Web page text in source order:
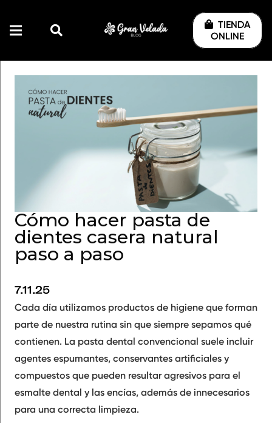
TIENDA
ONLINE
Cómo hacer pasta de
dientes casera natural
paso a paso
7.11.25
Cada día utilizamos productos de higiene que forman
parte de nuestra rutina sin que siempre sepamos qué
contienen. La pasta dental convencional suele incluir
agentes espumantes, conservantes artificiales y
compuestos que pueden resultar agresivos para el
esmalte dental y las encías, además de innecesarios
para una correcta limpieza.